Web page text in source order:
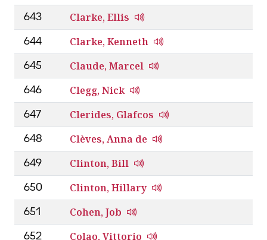
643 Clarke, Ellis
644 Clarke, Kenneth
645 Claude, Marcel
646 Clegg, Nick
647 Clerides, Glafcos
648 Clèves, Anna de
649 Clinton, Bill
650 Clinton, Hillary
651 Cohen, Job
652 Colao, Vittorio